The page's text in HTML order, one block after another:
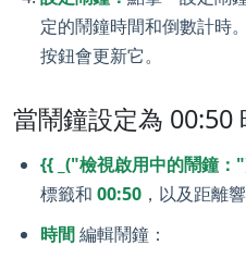
定的鬧鐘時間和倒數計時
按鈕會更新它。
當鬧鐘設定為 00:50
{{ _("檢視啟用中的鬧鐘：
標籤和 00:50 ，以及距離
時間編輯鬧鐘：